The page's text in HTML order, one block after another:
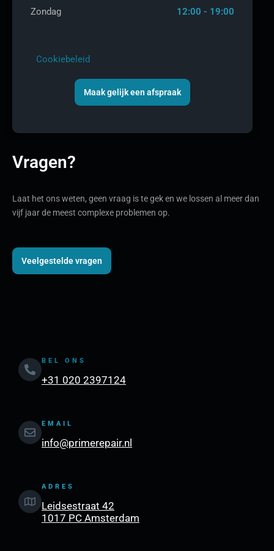
Zondag 12:00 - 19:00
Cookiebeleid
Maak gelijk een afspraak
Vragen?
Laat het ons weten, geen vraag is te gek en we lossen al meer dan
vijf jaar de meest complexe problemen op.
Veelgestelde vragen
BEL ONS
+31 020 2397124
EMAIL
info@primerepair.nl
ADRES
Leidsestraat 42
1017 PC Amsterdam